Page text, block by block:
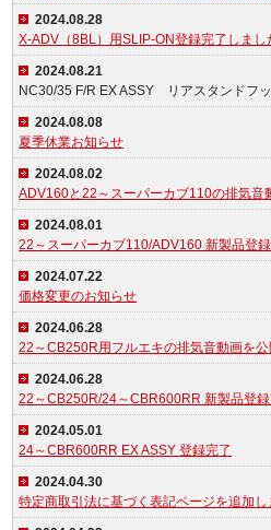
2024.08.28
X-ADV（8BL）用SLIP-ON登録完了しまし
2024.08.21
NC30/35 F/R EX ASSY リアスタンドフ
2024.08.08
夏季休業お知らせ
2024.08.02
ADV160と22～スーパーカブ110の排気音
2024.08.01
22～スーパーカブ110/ADV160 新製品登
2024.07.22
価格変更のお知らせ
2024.06.28
22～CB250R用フルエキの排気音動画を
2024.06.28
22～CB250R/24～CBR600RR 新製品登録
2024.05.01
24～CBR600RR EX ASSY 登録完了
2024.04.30
特定商取引法に基づく表記ページを追加し